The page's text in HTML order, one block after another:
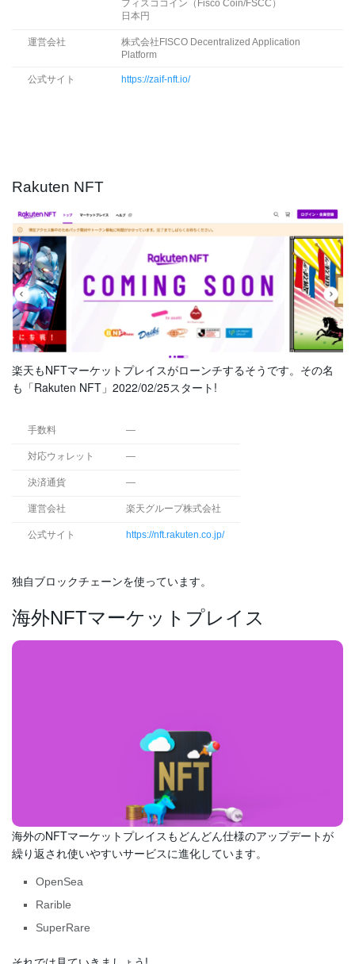
フィスココイン（Fisco Coin/FSCC）
日本円
運営会社
株式会社FISCO Decentralized Application
Platform
公式サイト https://zaif-nft.io/
Rakuten NFT
楽天もNFTマーケットプレイスがローンチするそうです。その名
も「Rakuten NFT」2022/02/25スタート!
手数料 —
対応ウォレット —
決済通貨 —
運営会社 楽天グループ株式会社
公式サイト https://nft.rakuten.co.jp/
独自ブロックチェーンを使っています。
海外NFTマーケットプレイス
海外のNFTマーケットプレイスもどんどん仕様のアップデートが
繰り返され使いやすいサービスに進化しています。
OpenSea
Rarible
SuperRare